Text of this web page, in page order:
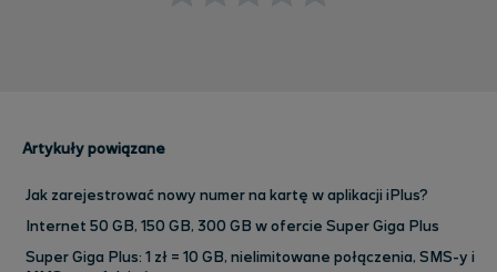
Artykuły powiązane
Jak zarejestrować nowy numer na kartę w aplikacji iPlus?
Internet 50 GB, 150 GB, 300 GB w ofercie Super Giga Plus
Super Giga Plus: 1 zł = 10 GB, nielimitowane połączenia, SMS-y i